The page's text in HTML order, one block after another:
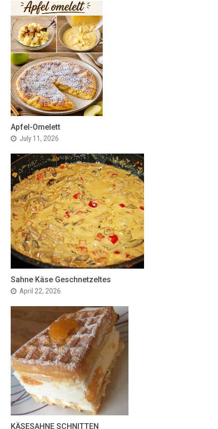
Apfel-Omelett
July 11, 2026
Sahne Käse Geschnetzeltes
April 22, 2026
KÄSESAHNE SCHNITTEN